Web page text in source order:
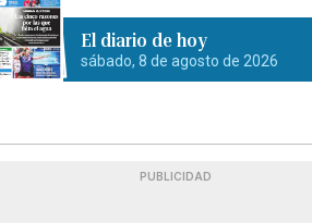
El diario de hoy
sábado, 8 de agosto de 2026
PUBLICIDAD